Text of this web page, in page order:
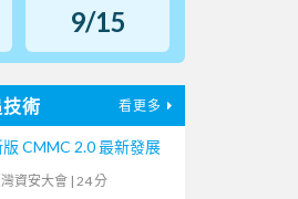
9/15
術 看更多
版 CMMC 2.0 最新發展
資安大會 | 24 分